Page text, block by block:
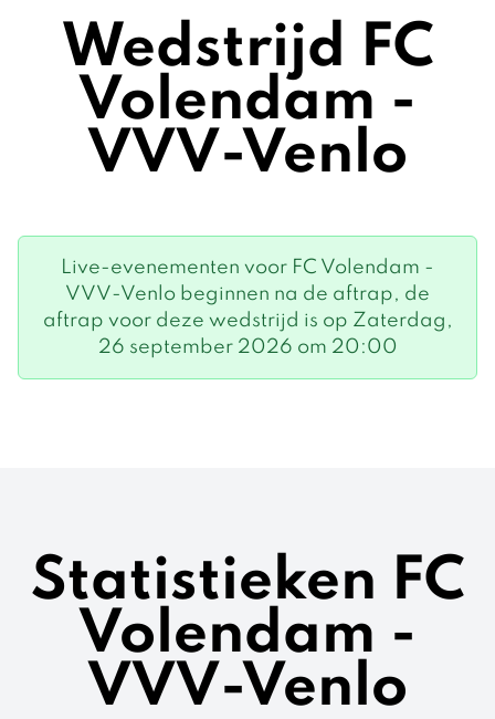
Wedstrijd FC
Volendam -
VVV-Venlo
Live-evenementen voor FC Volendam -
VVV-Venlo beginnen na de aftrap, de
aftrap voor deze wedstrijd is op Zaterdag,
26 september 2026 om 20:00
Statistieken FC
Volendam -
VVV-Venlo